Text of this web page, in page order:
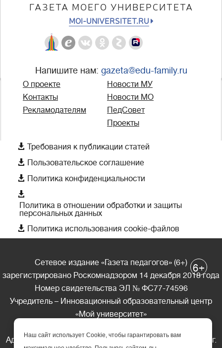
ГАЗЕТА МОЕГО УНИВЕРСИТЕТА
MOI-UNIVERSITET.RU
Напишите нам: gazeta@edu-family.ru
О проекте
Контакты
Рекламодателям
Новости МУ
Новости МО
ПедСовет
Проекты
 Требования к публикации статей
 Пользовательское соглашение
 Политика конфиденциальности

Политика в отношении обработки и защиты
персональных данных
 Политика использования cookie-файлов
Сетевое издание «Газета педагогов» (6+)
зарегистрировано Роскомнадзором 14 декабря 2018 года
Номер свидетельства ЭЛ № ФС77-74596
Учредитель – Инновационный образовательный центр
«Мой университет»
Адрес редакции: 185035 Россия, Республика Карелия, г.
6+
Наш сайт использует Cookie, чтобы гарантировать вам